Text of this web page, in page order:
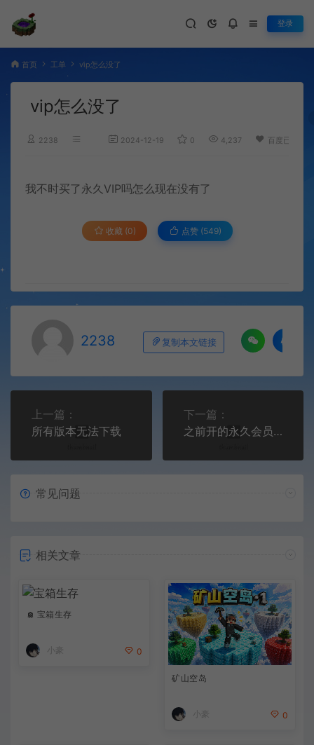
登录
首页 工单 vip怎么没了
vip怎么没了
2238 2024-12-19 0 4,237 百度已收录
我不时买了永久VIP吗怎么现在没有了
收藏 (0) 点赞 (549)
2238 复制本文链接
上一篇：
所有版本无法下载
下一篇：
之前开的永久会员为啥没了
常见问题
相关文章
宝箱生存
小豪 0
矿山空岛
小豪 0